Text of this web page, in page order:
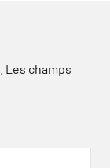
Les champs